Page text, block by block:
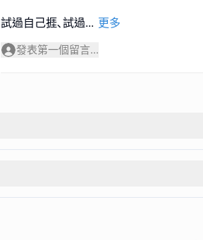
試過自己捱､試過... 更多
發表第一個留言...